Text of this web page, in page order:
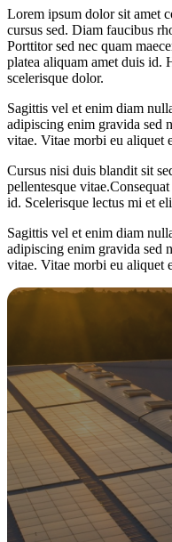
Lorem ipsum dolor sit amet
cursus sed. Diam faucibus
Porttitor sed nec quam
platea aliquam amet duis id.
scelerisque dolor.
Sagittis vel et enim diam
adipiscing enim gravida sed
vitae. Vitae morbi eu aliquet
Cursus nisi duis blandit sit
pellentesque
id. Scelerisque lectus mi et
Sagittis vel et enim diam
adipiscing enim gravida sed
vitae. Vitae morbi eu aliquet